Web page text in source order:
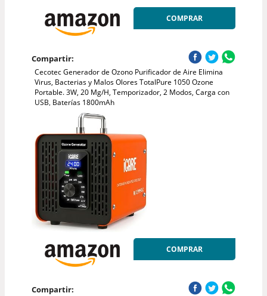
COMPRAR
Compartir:
Cecotec Generador de Ozono Purificador de Aire Elimina
Virus, Bacterias y Malos Olores TotalPure 1050 Ozone
Portable. 3W, 20 Mg/H, Temporizador, 2 Modos, Carga con
USB, Baterías 1800mAh
COMPRAR
Compartir: